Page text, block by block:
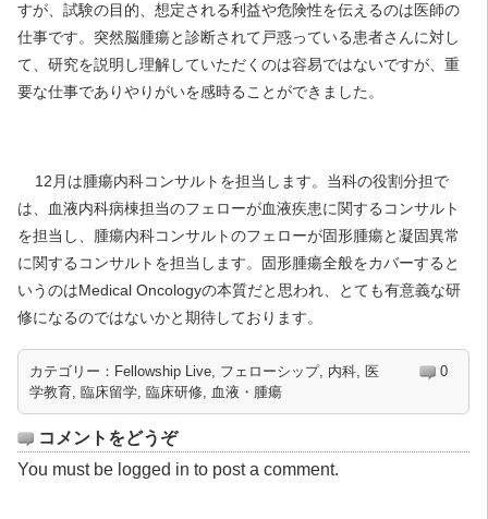
すが、試験の目的、想定される利益や危険性を伝えるのは医師の
仕事です。突然脳腫瘍と診断されて戸惑っている患者さんに対し
て、研究を説明し理解していただくのは容易ではないですが、重
要な仕事でありやりがいを感時ることができました。
12月は腫瘍内科コンサルトを担当します。当科の役割分担で
は、血液内科病棟担当のフェローが血液疾患に関するコンサルト
を担当し、腫瘍内科コンサルトのフェローが固形腫瘍と凝固異常
に関するコンサルトを担当します。固形腫瘍全般をカバーすると
いうのはMedical Oncologyの本質だと思われ、とても有意義な研
修になるのではないかと期待しております。
カテゴリー： Fellowship Live, フェローシップ, 内科, 医
学教育, 臨床留学, 臨床研修, 血液・腫瘍
0
コメントをどうぞ
You must be logged in to post a comment.